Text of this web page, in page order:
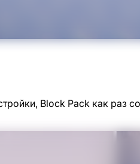
Block Pack как